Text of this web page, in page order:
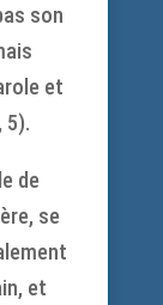
son
et
5).
de
se
et